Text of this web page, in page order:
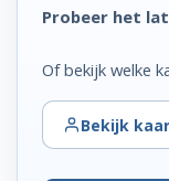
Probeer het
Of bekijk welke
Bekijk